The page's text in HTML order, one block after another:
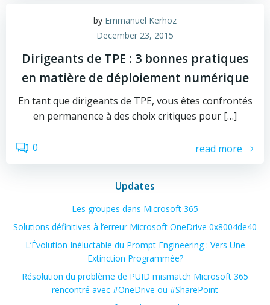
by Emmanuel Kerhoz
December 23, 2015
Dirigeants de TPE : 3 bonnes pratiques
en matière de déploiement numérique
En tant que dirigeants de TPE, vous êtes confrontés
en permanence à des choix critiques pour […]
0 read more
Updates
Les groupes dans Microsoft 365
Solutions définitives à l’erreur Microsoft OneDrive 0x8004de40
L’Évolution Inéluctable du Prompt Engineering : Vers Une
Extinction Programmée?
Résolution du problème de PUID mismatch Microsoft 365
rencontré avec #OneDrive ou #SharePoint